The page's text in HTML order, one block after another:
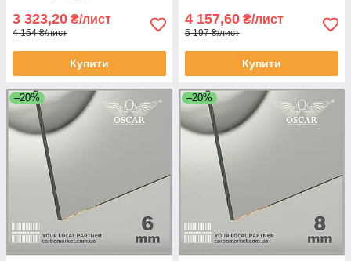
3 323,20 ₴/лист
4 154 ₴/лист
Купити
4 157,60 ₴/лист
5 197 ₴/лист
Купити
–20% –20%